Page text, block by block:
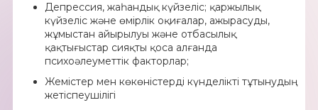
Депрессия, жаһандық күйзеліс; қаржылық
күйзеліс және өмірлік оқиғалар, ажырасуды,
жұмыстан айырылуы және отбасылық
қақтығыстар сияқты қоса алғанда
психоәлеуметтік факторлар;
Жемістер мен көкөністерді күнделікті тұтынудың
жетіспеушілігі